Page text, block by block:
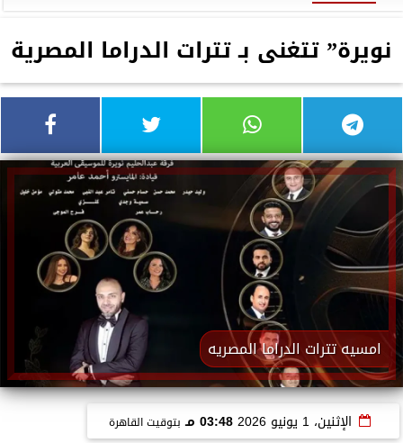
نويرة” تتغنى بـ تترات الدراما المصرية
امسيه تترات الدراما المصريه
الإثنين، 1 يونيو 2026 03:48 مـ بتوقيت القاهرة